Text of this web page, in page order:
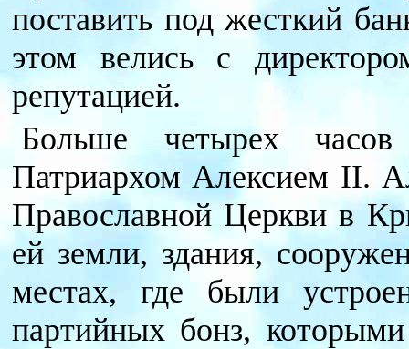
поставить под жесткий
этом велись с
репутацией.
Больше четырех
Патриархом Алексием II.
Православной Церкви в
ей земли, здания,
местах, где были
партийных бонз,